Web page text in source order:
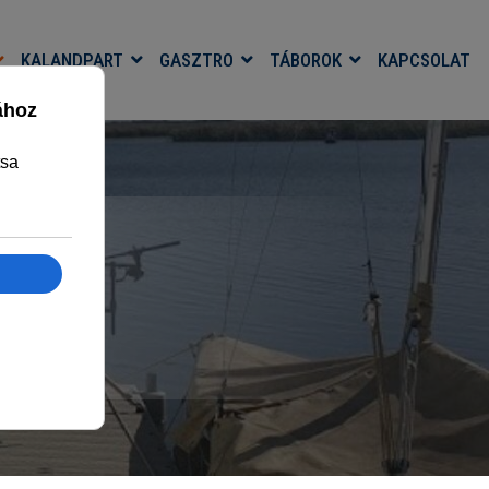
KALANDPART GASZTRO TÁBOROK KAPCSOLAT